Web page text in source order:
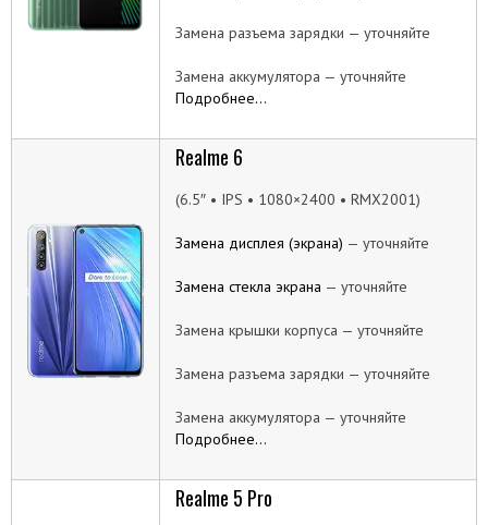
Замена разъема зарядки — уточняйте
Замена аккумулятора — уточняйте
Подробнее…
Realme 6
(6.5″ • IPS • 1080×2400 • RMX2001)
Замена дисплея (экрана) — уточняйте
Замена стекла экрана — уточняйте
Замена крышки корпуса — уточняйте
Замена разъема зарядки — уточняйте
Замена аккумулятора — уточняйте
Подробнее…
Realme 5 Pro